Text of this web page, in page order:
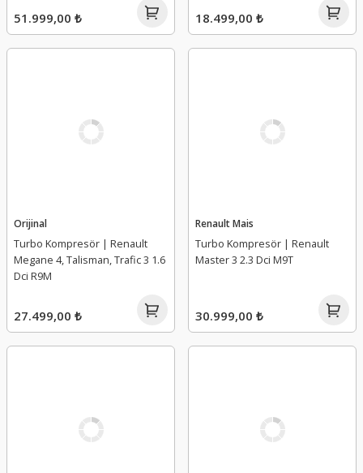
51.999,00 ₺ 18.499,00 ₺
Orijinal
Turbo Kompresör | Renault
Megane 4, Talisman, Trafic 3 1.6
Dci R9M
27.499,00 ₺
Renault Mais
Turbo Kompresör | Renault
Master 3 2.3 Dci M9T
30.999,00 ₺